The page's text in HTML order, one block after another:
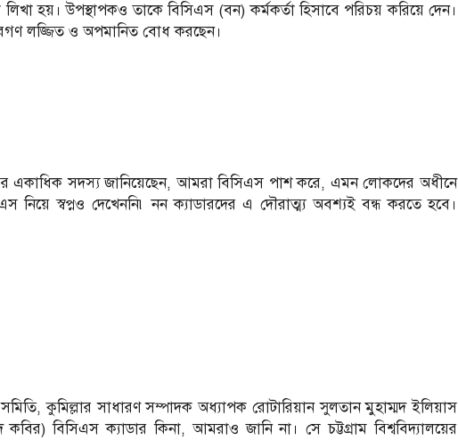
হয়। উপস্থাপকও তাকে বিসিএস (বন) কর্মকর্তা হিসাবে পরিচয় করিয়ে দেন।
লজ্জিত ও অপমানিত বোধ করছেন।
একাধিক সদস্য জানিয়েছেন, আমরা বিসিএস পাশ করে, এমন লোকদের অধীনে
স্বপ্নও দেখেননি৷ নন ক্যাডারদের এ দৌরাত্ম্য অবশ্যই বন্ধ করতে হবে।
কুমিল্লার সাধারণ সম্পাদক অধ্যাপক রোটারিয়ান সুলতান মুহাম্মদ ইলিয়াস
বিসিএস ক্যাডার কিনা, আমরাও জানি না। সে চট্টগ্রাম বিশ্ববিদ্যালয়ের